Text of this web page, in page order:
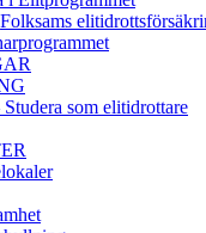
Folksams
som elitidrottare